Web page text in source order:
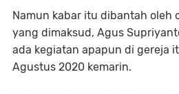
Namun kabar itu dibantah oleh
yang dimaksud, Agus
ada kegiatan apapun di gereja
Agustus 2020 kemarin.